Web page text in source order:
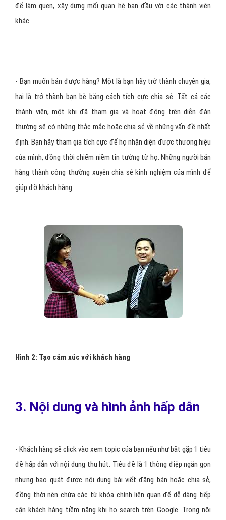
để làm quen, xây dựng mối quan hệ ban đầu với các thành viên
khác.
- Bạn muốn bán được hàng? Một là bạn hãy trở thành chuyên gia,
hai là trở thành bạn bè bằng cách tích cực chia sẻ. Tất cả các
thành viên, một khi đã tham gia và hoạt động trên diễn đàn
thường sẽ có những thắc mắc hoặc chia sẻ về những vấn đề nhất
định. Bạn hãy tham gia tích cực để họ nhận diện được thương hiệu
của mình, đồng thời chiếm niềm tin tưởng từ họ. Những người bán
hàng thành công thường xuyên chia sẻ kinh nghiệm của mình để
giúp đỡ khách hàng.
Hình 2: Tạo cảm xúc với khách hàng
3. Nội dung và hình ảnh hấp dẫn
- Khách hàng sẽ click vào xem topic của bạn nếu như bắt gặp 1 tiêu
đề hấp dẫn với nội dung thu hút. Tiêu đề là 1 thông điệp ngắn gọn
nhưng bao quát được nội dung bài viết đăng bán hoặc chia sẻ,
đồng thời nên chứa các từ khóa chính liên quan để dễ dàng tiếp
cận khách hàng tiềm năng khi họ search trên Google. Trong nội